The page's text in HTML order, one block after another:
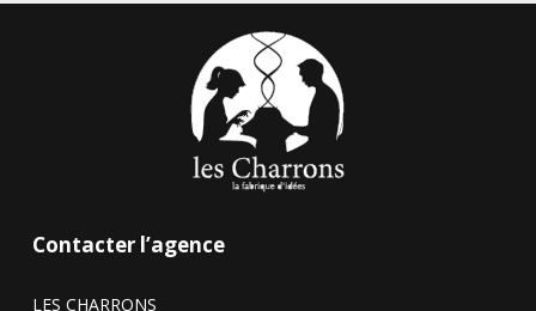
Contacter l’agence
LES CHARRONS